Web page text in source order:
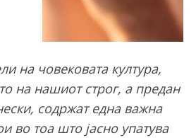
на човековата култура,
на нашиот строг, а предан
содржат една важна
во тоа што јасно упатува